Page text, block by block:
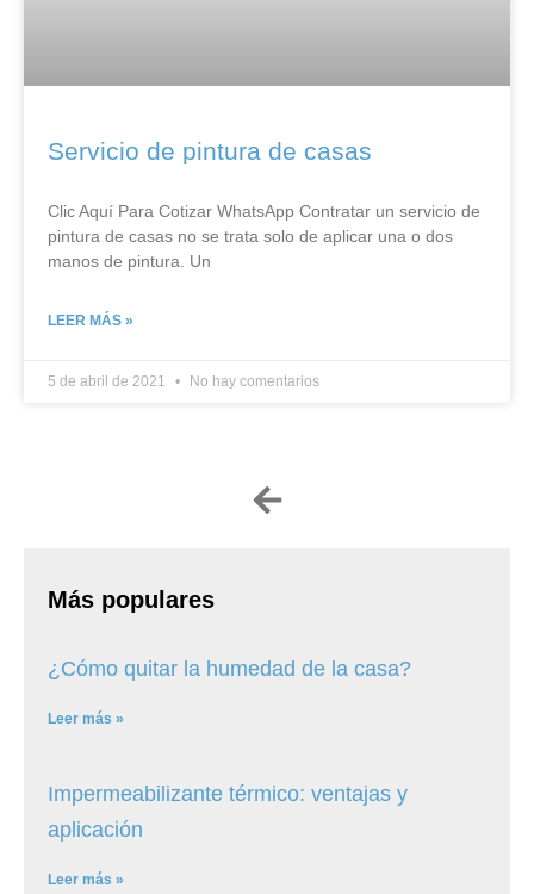
Servicio de pintura de casas
Clic Aquí Para Cotizar​ WhatsApp Contratar un servicio de
pintura de casas no se trata solo de aplicar una o dos
manos de pintura. Un
LEER MÁS »
5 de abril de 2021 No hay comentarios
Más populares
¿Cómo quitar la humedad de la casa?
Leer más »
Impermeabilizante térmico: ventajas y
aplicación
Leer más »